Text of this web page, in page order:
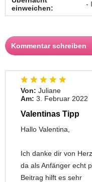
einweichen:
-
Kommentar schreiben
Von: Juliane
Am: 3. Februar 2022
Valentinas Tipp
Hallo Valentina,
Ich danke dir von
da als Anfänger echt
Beitrag hilft es sehr